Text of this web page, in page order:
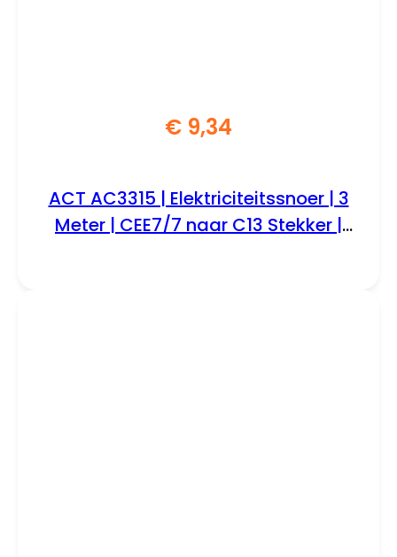
€ 9,34
ACT AC3315 | Elektriciteitssnoer | 3
Meter | CEE7/7 naar C13 Stekker |